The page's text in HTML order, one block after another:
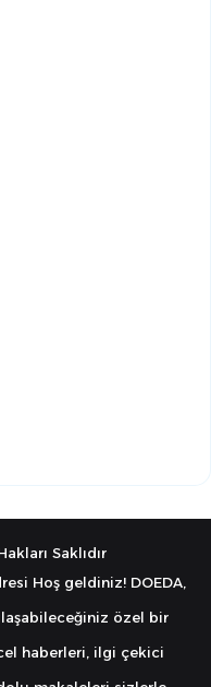
Saklıdır
Hoş geldiniz! DOEDA,
özel bir
haberleri, ilgi çekici